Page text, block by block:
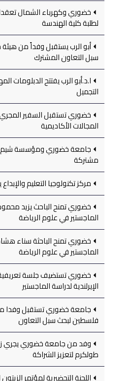
خضوري وكهرباء الشمال
لطلبة كلية الهندسة
أبو الرب يستقبل وفداً من
سبل التعاون المشترك
ا.د.أبو الرب يفتتح الدبلومات
التجميل
خضوري تستقبل السفير
المجالات الأكاديمية
جامعة خضوري ومؤسسة شيم
مشتركة
مركز تكنولوجيا التعليم
خضوري تمنح الباحث يزيد
الماجستير في علوم الرياضة
خضوري تمنح الباحثة سناء
الماجستير في علوم الرياضة
خضوري تستضيف جلسة
الإيرلندية لدراسة الماجستير
جامعة خضوري تستقبل وفدا
فلسطين لبحث سبل التعاون
وفد من جامعة خضوري يجري
طولكرم لتعزيز الشراكة
اللجنة التحضيرية لمؤتمر